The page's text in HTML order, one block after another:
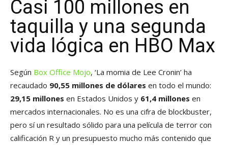
Casi 100 millones en
taquilla y una segunda
vida lógica en HBO Max
Según Box Office Mojo, ‘La momia de Lee Cronin’ ha
recaudado 90,55 millones de dólares en todo el mundo:
29,15 millones en Estados Unidos y 61,4 millones en
mercados internacionales. No es una cifra de blockbuster,
pero sí un resultado sólido para una película de terror con
calificación R y un presupuesto mucho más contenido que